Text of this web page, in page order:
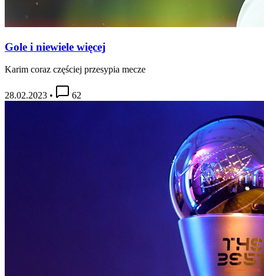
Gole i niewiele więcej
Karim coraz częściej przesypia mecze
28.02.2023 • 62